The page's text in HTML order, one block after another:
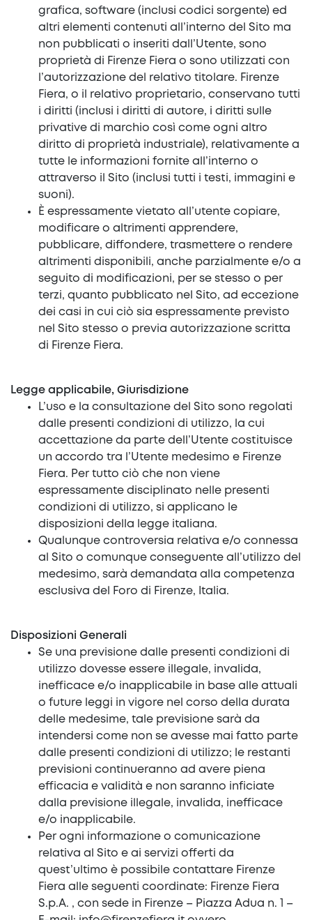
grafica, software (inclusi codici sorgente) ed
altri elementi contenuti all’interno del Sito ma
non pubblicati o inseriti dall’Utente, sono
proprietà di Firenze Fiera o sono utilizzati con
l’autorizzazione del relativo titolare. Firenze
Fiera, o il relativo proprietario, conservano tutti
i diritti (inclusi i diritti di autore, i diritti sulle
privative di marchio così come ogni altro
diritto di proprietà industriale), relativamente a
tutte le informazioni fornite all’interno o
attraverso il Sito (inclusi tutti i testi, immagini e
suoni).
È espressamente vietato all’utente copiare,
modificare o altrimenti apprendere,
pubblicare, diffondere, trasmettere o rendere
altrimenti disponibili, anche parzialmente e/o a
seguito di modificazioni, per se stesso o per
terzi, quanto pubblicato nel Sito, ad eccezione
dei casi in cui ciò sia espressamente previsto
nel Sito stesso o previa autorizzazione scritta
di Firenze Fiera.
Legge applicabile, Giurisdizione
L’uso e la consultazione del Sito sono regolati
dalle presenti condizioni di utilizzo, la cui
accettazione da parte dell’Utente costituisce
un accordo tra l’Utente medesimo e Firenze
Fiera. Per tutto ciò che non viene
espressamente disciplinato nelle presenti
condizioni di utilizzo, si applicano le
disposizioni della legge italiana.
Qualunque controversia relativa e/o connessa
al Sito o comunque conseguente all’utilizzo del
medesimo, sarà demandata alla competenza
esclusiva del Foro di Firenze, Italia.
Disposizioni Generali
Se una previsione dalle presenti condizioni di
utilizzo dovesse essere illegale, invalida,
inefficace e/o inapplicabile in base alle attuali
o future leggi in vigore nel corso della durata
delle medesime, tale previsione sarà da
intendersi come non se avesse mai fatto parte
dalle presenti condizioni di utilizzo; le restanti
previsioni continueranno ad avere piena
efficacia e validità e non saranno inficiate
dalla previsione illegale, invalida, inefficace
e/o inapplicabile.
Per ogni informazione o comunicazione
relativa al Sito e ai servizi offerti da
quest’ultimo è possibile contattare Firenze
Fiera alle seguenti coordinate: Firenze Fiera
S.p.A. , con sede in Firenze – Piazza Adua n. 1 –